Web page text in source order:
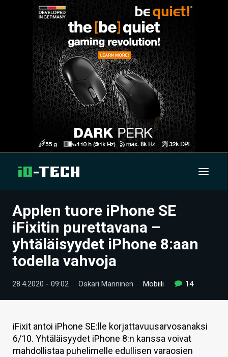
UUTISET
ARTIKKELIT
VIDEOT
TECHBBS
HINTA.FI
KAUPPA
Applen tuore iPhone SE
iFixitin purettavana –
yhtäläisyydet iPhone 8:aan
todella vahvoja
28.4.2020 - 09:02 Oskari Manninen Mobiili 14
iFixit antoi iPhone SE:lle korjattavuusarvosanaksi
6/10. Yhtäläisyydet iPhone 8:n kanssa voivat
mahdollistaa puhelimelle edullisen varaosien